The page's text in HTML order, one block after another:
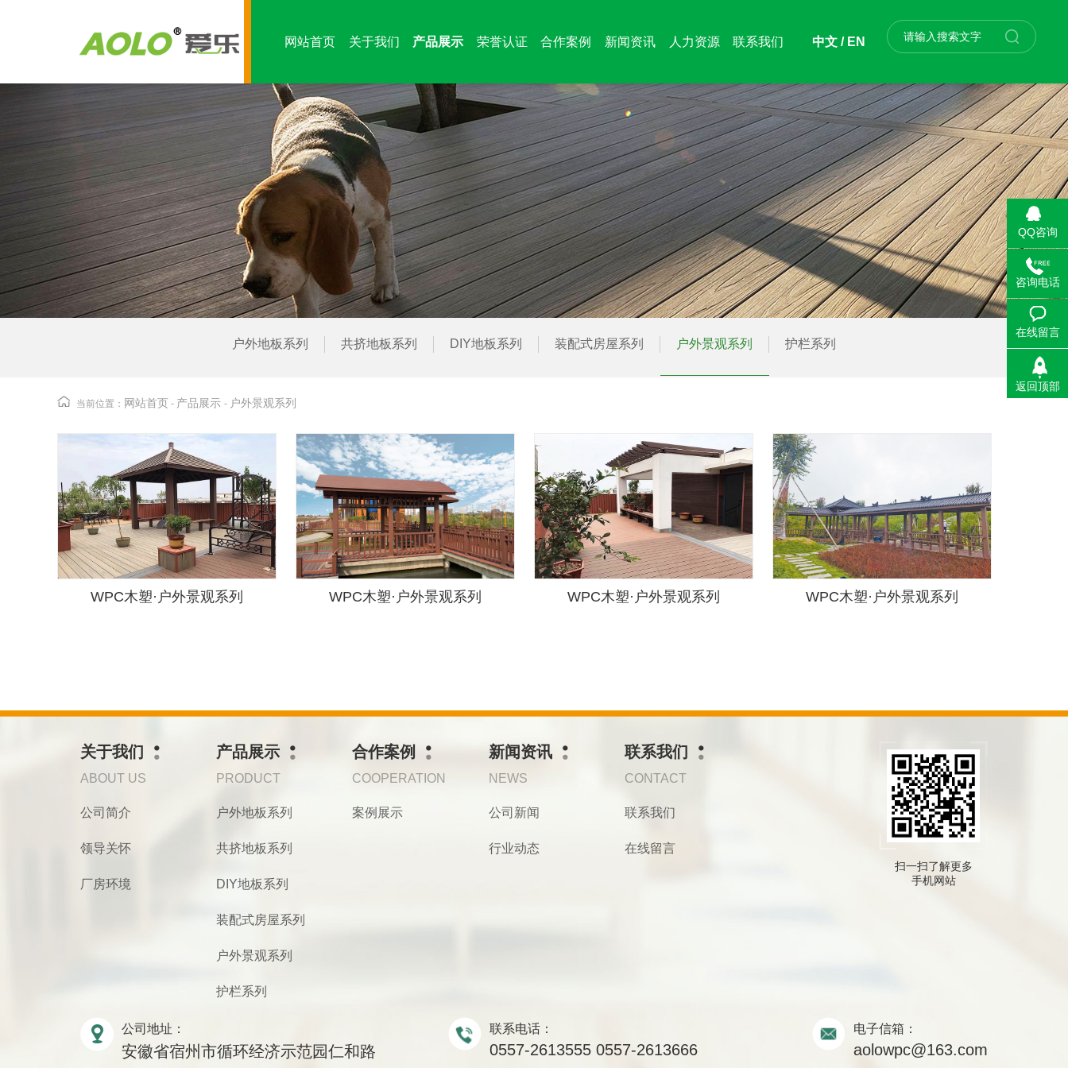
中文 / EN
网站首页 关于我们 产品展示 荣誉认证 合作案例 新闻资讯 人力资源 联系我们
户外地板系列 共挤地板系列 DIY地板系列 装配式房屋系列 户外景观系列 护栏系列
当前位置： 网站首页 - 产品展示 - 户外景观系列
WPC木塑·户外景观系列 WPC木塑·户外景观系列 WPC木塑·户外景观系列 WPC木塑·户外景观系列
关于我们
ABOUT US
公司简介
领导关怀
厂房环境
产品展示
PRODUCT
户外地板系列
共挤地板系列
DIY地板系列
装配式房屋系列
户外景观系列
护栏系列
合作案例
COOPERATION
案例展示
新闻资讯
NEWS
公司新闻
行业动态
联系我们
CONTACT
联系我们
在线留言
扫一扫了解更多
手机网站
公司地址：
安徽省宿州市循环经济示范园仁和路
联系电话：
0557-2613555 0557-2613666
电子信箱：
aolowpc@163.com
QQ咨询
咨询电话
在线留言
返回顶部